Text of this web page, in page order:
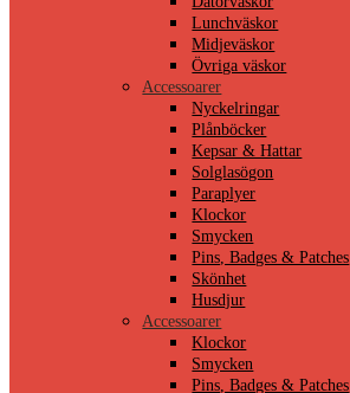
Lunchväskor
Midjeväskor
Övriga väskor
Accessoarer
Nyckelringar
Plånböcker
Kepsar & Hattar
Solglasögon
Paraplyer
Klockor
Smycken
Pins, Badges & Patches
Skönhet
Husdjur
Accessoarer
Klockor
Smycken
Pins, Badges & Patches